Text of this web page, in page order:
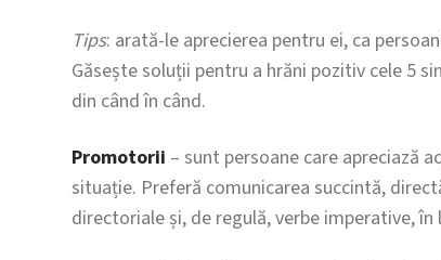
Tips: arată-le aprecierea pentru ei, ca
Găsește soluții pentru a hrăni pozitiv cele 5
din când în când.
Promotorii – sunt persoane care apreciază
situație. Preferă comunicarea succintă,
directoriale și, de regulă, verbe imperative, în